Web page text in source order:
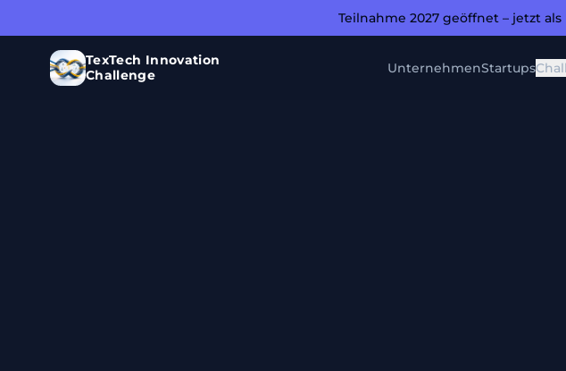
Teilnahme 2027 geöffnet – jetzt
TexTech Innovation
Challenge
UnternehmenStartups